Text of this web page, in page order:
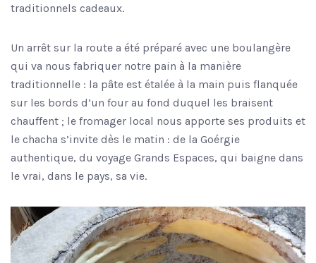
traditionnels cadeaux.
Un arrêt sur la route a été préparé avec une boulangère
qui va nous fabriquer notre pain à la manière
traditionnelle : la pâte est étalée à la main puis flanquée
sur les bords d’un four au fond duquel les braisent
chauffent ; le fromager local nous apporte ses produits et
le chacha s’invite dès le matin : de la Goérgie
authentique, du voyage Grands Espaces, qui baigne dans
le vrai, dans le pays, sa vie.